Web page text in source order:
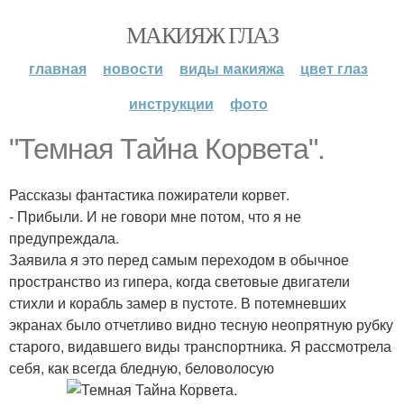
МАКИЯЖ ГЛАЗ
главная новости виды макияжа
цвет глаз
инструкции
фото
"Темная Тайна Корвета".
Рассказы фантастика пожиратели корвет.
- Прибыли. И не говори мне потом, что я не
предупреждала.
Заявила я это перед самым переходом в обычное
пространство из гипера, когда световые двигатели
стихли и корабль замер в пустоте. В потемневших
экранах было отчетливо видно тесную неопрятную рубку
старого, видавшего виды транспортника. Я рассмотрела
себя, как всегда бледную, беловолосую